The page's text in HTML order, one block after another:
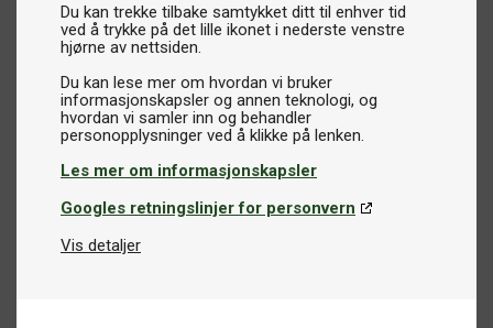
Du kan trekke tilbake samtykket ditt til enhver tid
ved å trykke på det lille ikonet i nederste venstre
hjørne av nettsiden.
Du kan lese mer om hvordan vi bruker
informasjonskapsler og annen teknologi, og
hvordan vi samler inn og behandler
Les mer om informasjonskapsler
Googles retningslinjer for personvern
Vis detaljer